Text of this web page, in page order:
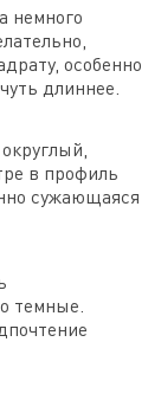
немного
особенно
длиннее.
в профиль
сужающаяся
темные.